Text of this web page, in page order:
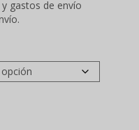
gastos de envío